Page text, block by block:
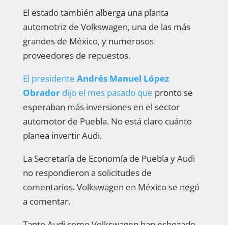
El estado también alberga una planta
automotriz de Volkswagen, una de las más
grandes de México, y numerosos
proveedores de repuestos.
El presidente Andrés Manuel López
Obradordijo el mes pasado que pronto se
esperaban más inversiones en el sector
automotor de Puebla. No está claro cuánto
planea invertir Audi.
La Secretaría de Economía de Puebla y Audi
no respondieron a solicitudes de
comentarios. Volkswagen en México se negó
a comentar.